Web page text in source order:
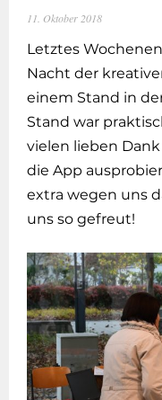
11. Oktober 2018
Letztes
Nacht der
einem Stand in
Stand war
vielen lieben
die App
extra wegen uns
uns so gefreut!